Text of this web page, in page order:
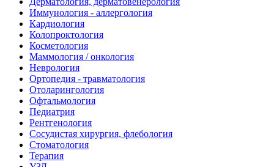
Иммунология - аллергология
Кардиология
Колопроктология
Косметология
Маммология / онкология
Неврология
Ортопедия - травматология
Отоларингология
Офтальмология
Педиатрия
Рентгенология
Сосудистая хирургия, флебология
Стоматология
Терапия